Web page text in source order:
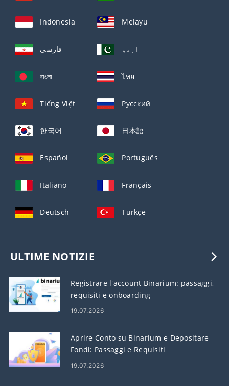
Indonesia Melayu
فارسی اردو
বাংলা ไทย
Tiếng Việt Русский
한국어 日本語
Español Português
Italiano Français
Deutsch Türkçe
ULTIME NOTIZIE
Registrare l'account Binarium: passaggi,
requisiti e onboarding
19.07.2026
Aprire Conto su Binarium e Depositare
Fondi: Passaggi e Requisiti
19.07.2026